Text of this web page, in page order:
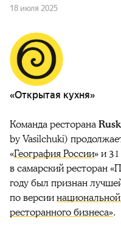
18 июля 2025
«Открытая кухня»
Команда ресторана
by Vasilchuki)
«География России»и
в самарский ресторан
году был признан
по версии
ресторанного бизнеса».